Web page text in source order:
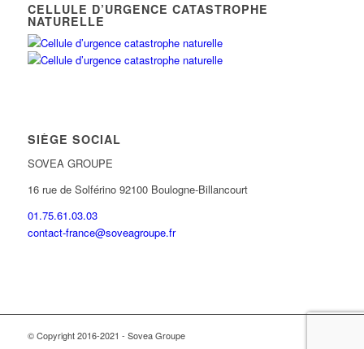
CELLULE D’URGENCE CATASTROPHE
NATURELLE
SIÈGE SOCIAL
SOVEA GROUPE
16 rue de Solférino 92100 Boulogne-Billancourt
01.75.61.03.03
contact-france@soveagroupe.fr
© Copyright 2016-2021 - Sovea Groupe